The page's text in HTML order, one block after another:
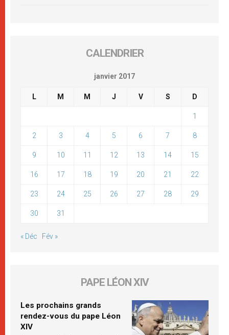
CALENDRIER
janvier 2017
L M M J V S D
1
2 3 4 5 6 7 8
9 10 11 12 13 14 15
16 17 18 19 20 21 22
23 24 25 26 27 28 29
30 31
« Déc Fév »
PAPE LÉON XIV
Les prochains grands
rendez-vous du pape Léon
XIV